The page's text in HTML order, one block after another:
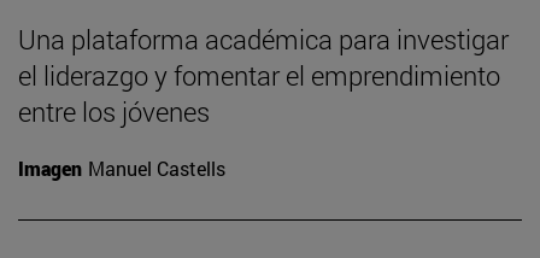
Una plataforma académica para investigar
el liderazgo y fomentar el emprendimiento
entre los jóvenes
Imagen Manuel Castells